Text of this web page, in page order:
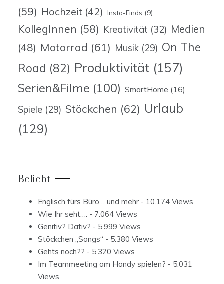
(59) Hochzeit (42) Insta-Finds (9)
KollegInnen (58) Kreativität (32) Medien
(48) Motorrad (61) Musik (29) On The
Road (82) Produktivität (157)
Serien&Filme (100) SmartHome (16)
Spiele (29) Stöckchen (62) Urlaub
(129)
Beliebt
Englisch fürs Büro… und mehr - 10.174 Views
Wie Ihr seht…. - 7.064 Views
Genitiv? Dativ? - 5.999 Views
Stöckchen „Songs“ - 5.380 Views
Gehts noch?? - 5.320 Views
Im Teammeeting am Handy spielen? - 5.031
Views